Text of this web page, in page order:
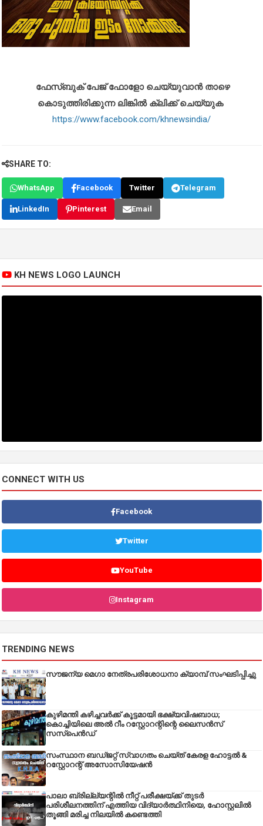
ഫേസ്ബുക് പേജ് ഫോളോ ചെയ്യുവാൻ താഴെ
കൊടുത്തിരിക്കുന്ന ലിങ്കിൽ ക്ലിക്ക് ചെയ്യുക
https://www.facebook.com/khnewsindia/
SHARE TO:
WhatsApp Facebook Twitter Telegram
LinkedIn Pinterest Email
KH NEWS LOGO LAUNCH
CONNECT WITH US
Facebook
Twitter
YouTube
Instagram
TRENDING NEWS
സൗജന്യ മെഗാ നേത്രപരിശോധനാ ക്യാമ്പ് സംഘടിപ്പിച്ചു
കുഴിമന്തി കഴിച്ചവർക്ക് കൂട്ടമായി ഭക്ഷ്യവിഷബാധ;
കൊച്ചിയിലെ അൽ റീം റസ്റ്റോറന്റിന്റെ ലൈസൻസ്
സസ്പെൻഡ്
സംസ്ഥാന ബഡ്‌ജറ്റ് സ്വാഗതം ചെയ്ത് കേരള ഹോട്ടൽ &
റസ്റ്റോറന്റ് അസോസിയേഷൻ
പാലാ ബ്രില്ല്യന്റിൽ നീറ്റ് പരീക്ഷയ്ക്ക് തുടർ
പരിശീലനത്തിന് എത്തിയ വിദ്യാർത്ഥിനിയെ, ഹോസ്റ്റലിൽ
തൂങ്ങി മരിച്ച നിലയിൽ കണ്ടെത്തി